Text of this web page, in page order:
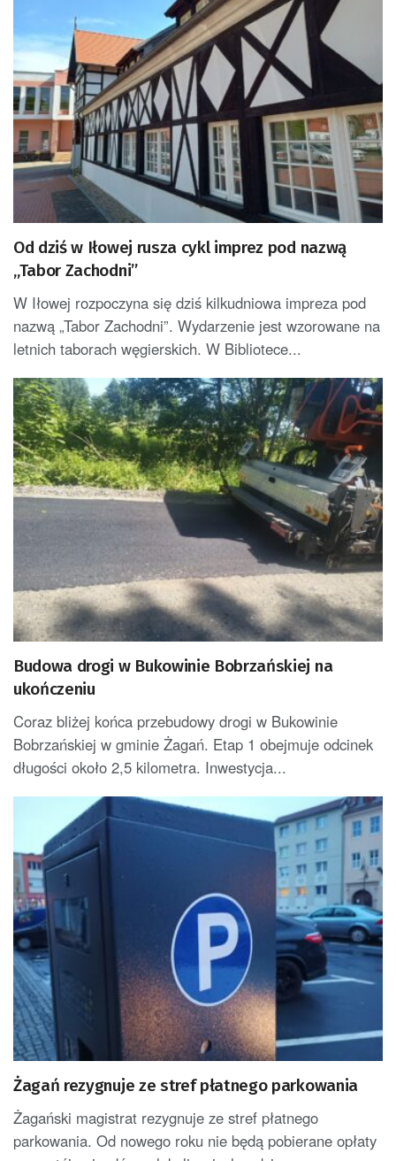
Od dziś w Iłowej rusza cykl imprez pod nazwą
„Tabor Zachodni”
W Iłowej rozpoczyna się dziś kilkudniowa impreza pod
nazwą „Tabor Zachodni”. Wydarzenie jest wzorowane na
letnich taborach węgierskich. W Bibliotece...
Budowa drogi w Bukowinie Bobrzańskiej na
ukończeniu
Coraz bliżej końca przebudowy drogi w Bukowinie
Bobrzańskiej w gminie Żagań. Etap 1 obejmuje odcinek
długości około 2,5 kilometra. Inwestycja...
Żagań rezygnuje ze stref płatnego parkowania
Żagański magistrat rezygnuje ze stref płatnego
parkowania. Od nowego roku nie będą pobierane opłaty